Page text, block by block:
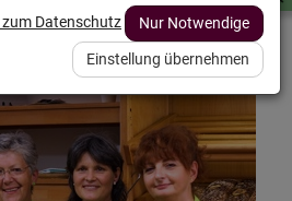
zum Datenschutz Nur Notwendige
Einstellung übernehmen